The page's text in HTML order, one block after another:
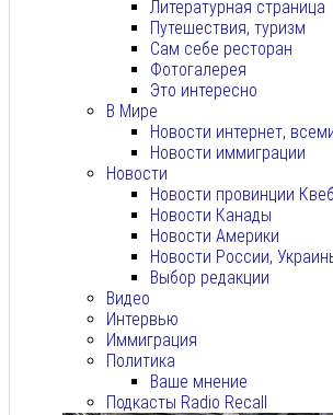
Литературная страница
Путешествия, туризм
Сам себе ресторан
Фотогалерея
Это интересно
В Мире
Новости интернет,
Новости иммиграции
Новости
Новости провинции
Новости Канады
Новости Америки
Новости России,
Выбор редакции
Видео
Интервью
Иммиграция
Политика
Ваше мнение
Подкасты Radio Recall